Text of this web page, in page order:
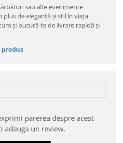
sau alte evenimente
plus de eleganță și stil în viața
și bucură-te de livrare rapidă și
parerea despre acest
adauga un review.